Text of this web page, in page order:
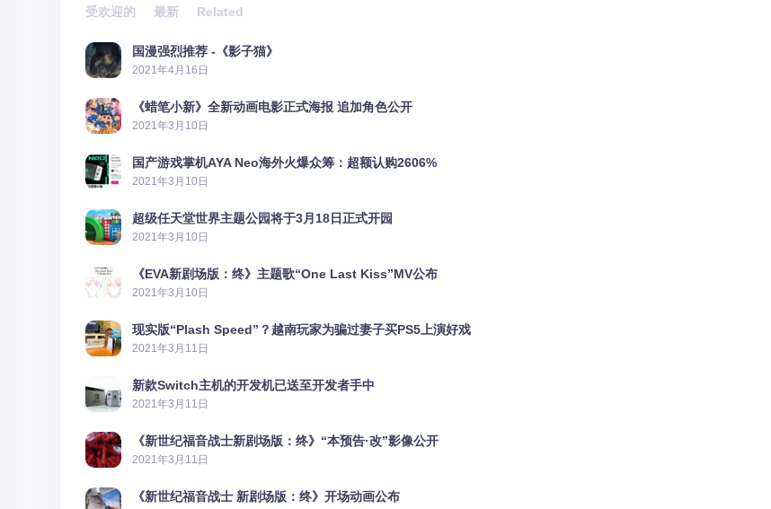
受欢迎的 最新 Related
国漫强烈推荐 -《影子猫》
2021年4月16日
《蜡笔小新》全新动画电影正式海报 追加角色公开
2021年3月10日
国产游戏掌机AYA Neo海外火爆众筹：超额认购2606%
2021年3月10日
超级任天堂世界主题公园将于3月18日正式开园
2021年3月10日
《EVA新剧场版：终》主题歌“One Last Kiss”MV公布
2021年3月10日
现实版“Plash Speed”？越南玩家为骗过妻子买PS5上演好戏
2021年3月11日
新款Switch主机的开发机已送至开发者手中
2021年3月11日
《新世纪福音战士新剧场版：终》“本预告·改”影像公开
2021年3月11日
《新世纪福音战士 新剧场版：终》开场动画公布